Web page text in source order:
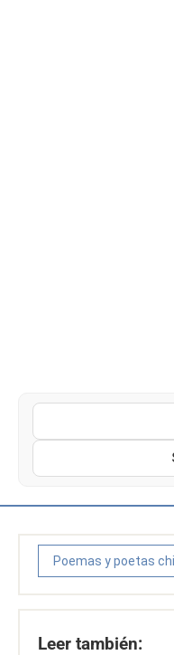
Poemas y poetas
Leer también: